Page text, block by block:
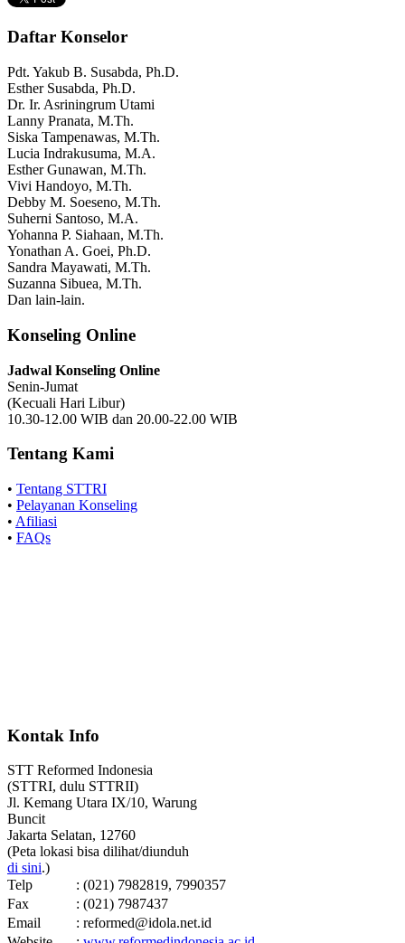
Daftar Konselor
Pdt. Yakub B. Susabda, Ph.D.
Esther Susabda, Ph.D.
Dr. Ir. Asriningrum Utami
Lanny Pranata, M.Th.
Siska Tampenawas, M.Th.
Lucia Indrakusuma, M.A.
Esther Gunawan, M.Th.
Vivi Handoyo, M.Th.
Debby M. Soeseno, M.Th.
Suherni Santoso, M.A.
Yohanna P. Siahaan, M.Th.
Yonathan A. Goei, Ph.D.
Sandra Mayawati, M.Th.
Suzanna Sibuea, M.Th.
Dan lain-lain.
Konseling Online
Jadwal Konseling Online
Senin-Jumat
(Kecuali Hari Libur)
10.30-12.00 WIB dan 20.00-22.00 WIB
Tentang Kami
• Tentang STTRI
• Pelayanan Konseling
• Afiliasi
• FAQs
Kontak Info
STT Reformed Indonesia
(STTRI, dulu STTRII)
Jl. Kemang Utara IX/10, Warung
Buncit
Jakarta Selatan, 12760
(Peta lokasi bisa dilihat/diunduh
di sini.)
Telp
: (021) 7982819, 7990357
Fax
: (021) 7987437
Email
: reformed@idola.net.id